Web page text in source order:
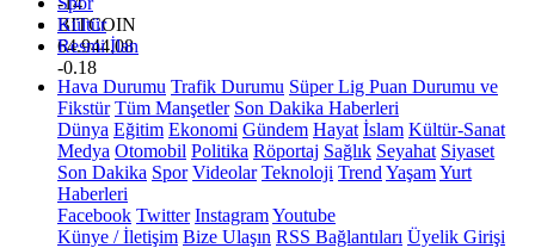
BITCOIN
64.944,08
-0.18
Kültür
Resmi İlan
Hava Durumu Trafik Durumu Süper Lig Puan Durumu ve
Fikstür Tüm Manşetler Son Dakika Haberleri
Dünya Eğitim Ekonomi Gündem Hayat İslam Kültür-Sanat
Medya Otomobil Politika Röportaj Sağlık Seyahat Siyaset
Son Dakika Spor Videolar Teknoloji Trend YaşamYurt
Haberleri
Facebook Twitter InstagramYoutube
Künye / İletişim Bize Ulaşın RSS Bağlantıları Üyelik Girişi